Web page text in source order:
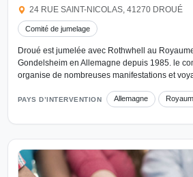
24 RUE SAINT-NICOLAS, 41270 DROUÉ
Comité de jumelage
Droué est jumelée avec Rothwhell au
Gondelsheim en Allemagne depuis 1985. le
organise de nombreuses manifestations et
PAYS D’INTERVENTION Allemagne